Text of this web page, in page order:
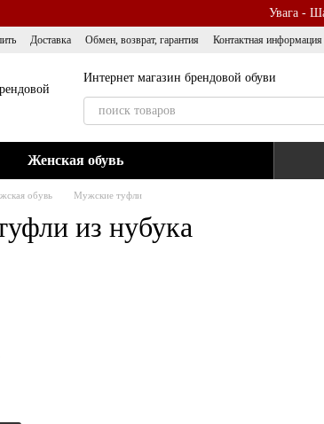
Увага -
Доставка Обмен, возврат, гарантия Контактная информация
Интернет магазин брендовой обуви
Женская обувь
обувь Мужские туфли
из нубука